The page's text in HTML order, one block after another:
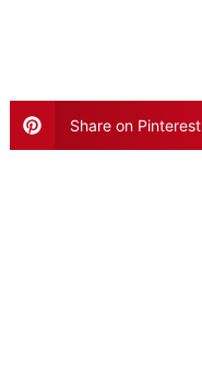
Share on Pinterest